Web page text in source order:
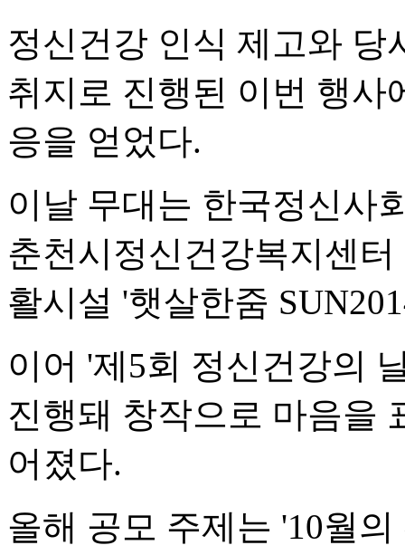
정신건강 인식 제고와 당
취지로 진행된 이번 행사
응을 얻었다.
이날 무대는 한국정신사
춘천시정신건강복지센
활시설 '햇살한줌
이어 '제5회 정신건강의
진행돼 창작으로 마음을
어졌다.
올해 공모 주제는 '10월